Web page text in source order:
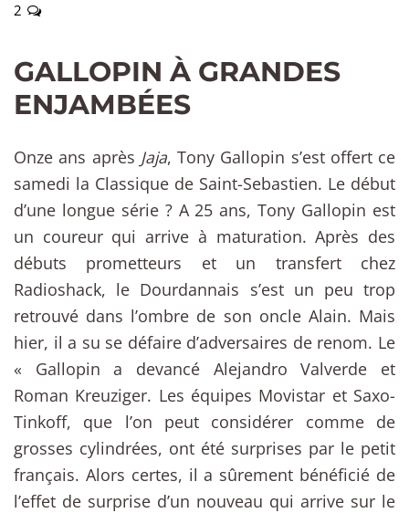
2
GALLOPIN À GRANDES
ENJAMBÉES
Onze ans après Jaja, Tony Gallopin s’est offert ce
samedi la Classique de Saint-Sebastien. Le début
d’une longue série ? A 25 ans, Tony Gallopin est
un coureur qui arrive à maturation. Après des
débuts prometteurs et un transfert chez
Radioshack, le Dourdannais s’est un peu trop
retrouvé dans l’ombre de son oncle Alain. Mais
hier, il a su se défaire d’adversaires de renom. Le
« Gallopin a devancé Alejandro Valverde et
Roman Kreuziger. Les équipes Movistar et Saxo-
Tinkoff, que l’on peut considérer comme de
grosses cylindrées, ont été surprises par le petit
français. Alors certes, il a sûrement bénéficié de
l’effet de surprise d’un nouveau qui arrive sur le